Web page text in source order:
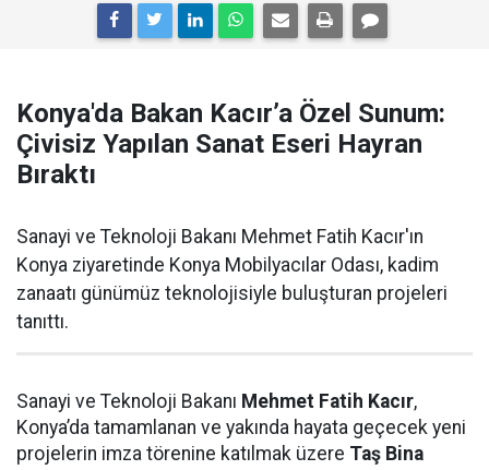
Konya'da Bakan Kacır’a Özel Sunum:
Çivisiz Yapılan Sanat Eseri Hayran
Bıraktı
Sanayi ve Teknoloji Bakanı Mehmet Fatih Kacır'ın
Konya ziyaretinde Konya Mobilyacılar Odası, kadim
zanaatı günümüz teknolojisiyle buluşturan projeleri
tanıttı.
Sanayi ve Teknoloji Bakanı Mehmet Fatih Kacır,
Konya’da tamamlanan ve yakında hayata geçecek yeni
projelerin imza törenine katılmak üzere Taş Bina